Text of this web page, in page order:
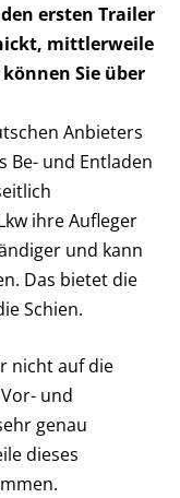
ersten Trailer
mittlerweile
Sie über
Anbieters
Be- und Entladen
ihre Aufleger
und kann
Das bietet die
Schien.
nicht auf die
und
genau
dieses